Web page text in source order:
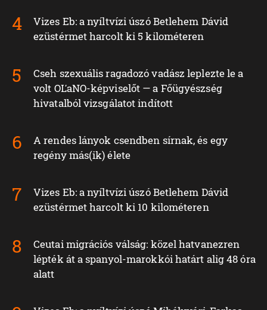
Vizes Eb: a nyíltvízi úszó Betlehem Dávid
ezüstérmet harcolt ki 5 kilométeren
Cseh szexuális ragadozó vadász leplezte le a
volt OĽaNO-képviselőt — a Főügyészség
hivatalból vizsgálatot indított
A rendes lányok csendben sírnak, és egy
regény más(ik) élete
Vizes Eb: a nyíltvízi úszó Betlehem Dávid
ezüstérmet harcolt ki 10 kilométeren
Ceutai migrációs válság: közel hatvanezren
lépték át a spanyol-marokkói határt alig 48 óra
alatt